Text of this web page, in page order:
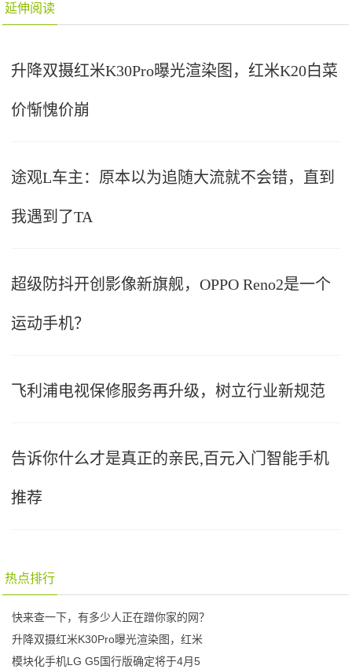
延伸阅读
升降双摄红米K30Pro曝光渲染图，红米K20白菜
价惭愧价崩
途观L车主：原本以为追随大流就不会错，直到
我遇到了TA
超级防抖开创影像新旗舰，OPPO Reno2是一个
运动手机？
飞利浦电视保修服务再升级，树立行业新规范
告诉你什么才是真正的亲民,百元入门智能手机
推荐
热点排行
快来查一下，有多少人正在蹭你家的网？
升降双摄红米K30Pro曝光渲染图，红米
模块化手机LG G5国行版确定将于4月5